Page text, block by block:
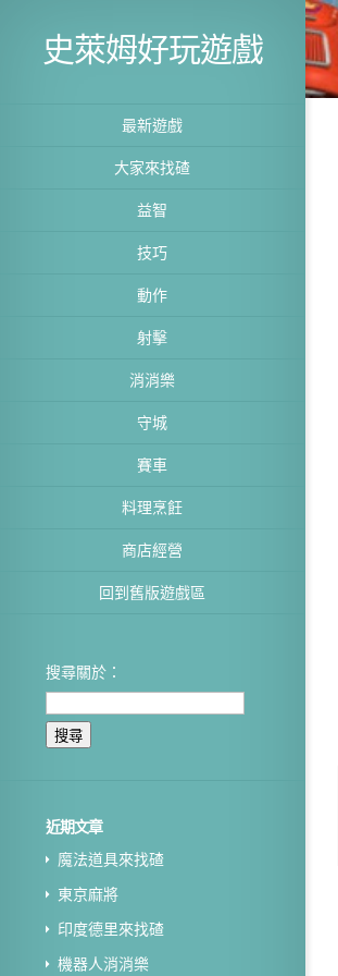
史萊姆好玩遊戲
最新遊戲
大家來找碴
益智
技巧
動作
射擊
消消樂
守城
賽車
料理烹飪
商店經營
回到舊版遊戲區
搜尋關於：
近期文章
魔法道具來找碴
東京麻將
印度德里來找碴
機器人消消樂